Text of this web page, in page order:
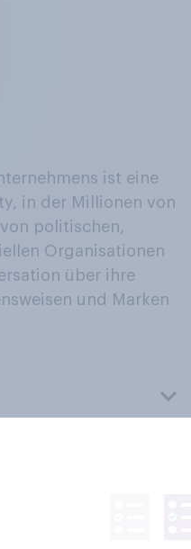
ist eine
in der Millionen von
politischen,
Organisationen
über ihre
und Marken
Rechte vorbehalten.